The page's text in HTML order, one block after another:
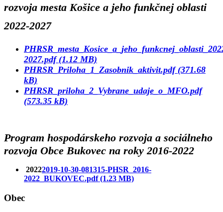
rozvoja mesta Košice a jeho funkčnej oblasti
2022-2027
2027.pdf (1.12 MB)
PHRSR_Priloha_1_Zasobnik_aktivit.pdf (371.68
kB)
PHRSR_priloha_2_Vybrane_udaje_o_MFO.pdf
(573.35 kB)
Program hospodárskeho rozvoja a sociálneho
rozvoja Obce Bukovec na roky 2016-2022
20222019-10-30-081315-PHSR_2016-
2022_BUKOVEC.pdf (1.23 MB)
Obec